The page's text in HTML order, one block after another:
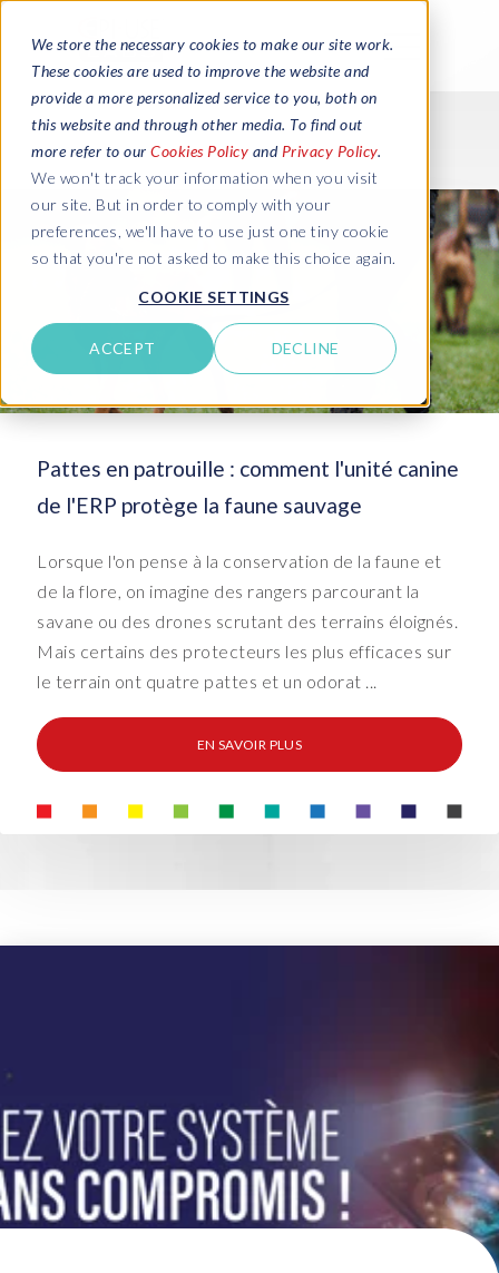
We store the necessary cookies to make our site work.
These cookies are used to improve the website and
provide a more personalized service to you, both on
this website and through other media. To find out
more refer to our Cookies Policy and Privacy Policy.
We won't track your information when you visit
our site. But in order to comply with your
preferences, we'll have to use just one tiny cookie
so that you're not asked to make this choice again.
COOKIE SETTINGS
ACCEPT DECLINE
Pattes en patrouille : comment l'unité canine
de l'ERP protège la faune sauvage
Lorsque l'on pense à la conservation de la faune et
de la flore, on imagine des rangers parcourant la
savane ou des drones scrutant des terrains éloignés.
Mais certains des protecteurs les plus efficaces sur
le terrain ont quatre pattes et un odorat ...
EN SAVOIR PLUS